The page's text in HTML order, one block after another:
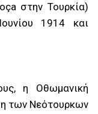
στην Τουρκία)
1914 και
η Οθωμανική
των Νεότουρκων